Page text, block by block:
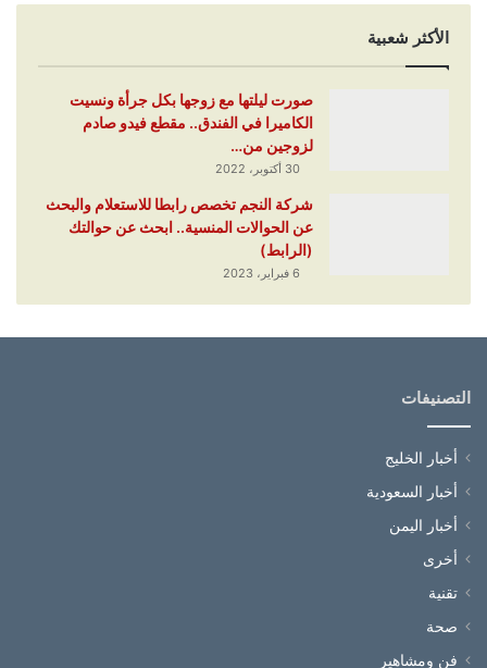
الأكثر شعبية
صورت ليلتها مع زوجها بكل جرأة ونسيت
الكاميرا في الفندق.. مقطع فيدو صادم
لزوجين من…
30 أكتوبر، 2022
شركة النجم تخصص رابطا للاستعلام والبحث
عن الحوالات المنسية.. ابحث عن حوالتك
(الرابط)
6 فبراير، 2023
التصنيفات
أخبار الخليج
أخبار السعودية
أخبار اليمن
أخرى
تقنية
صحة
فن ومشاهير